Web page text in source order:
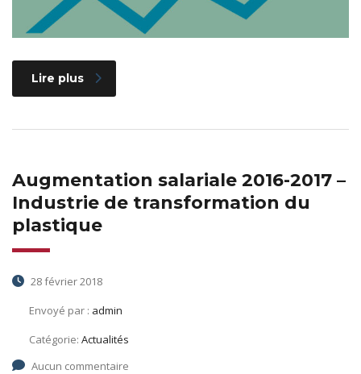
Lire plus
Augmentation salariale 2016-2017 –
Industrie de transformation du
plastique
28 février 2018
Envoyé par : admin
Catégorie: Actualités
Aucun commentaire